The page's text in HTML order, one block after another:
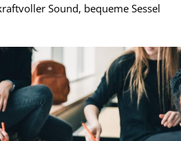
Sound, bequeme Sessel